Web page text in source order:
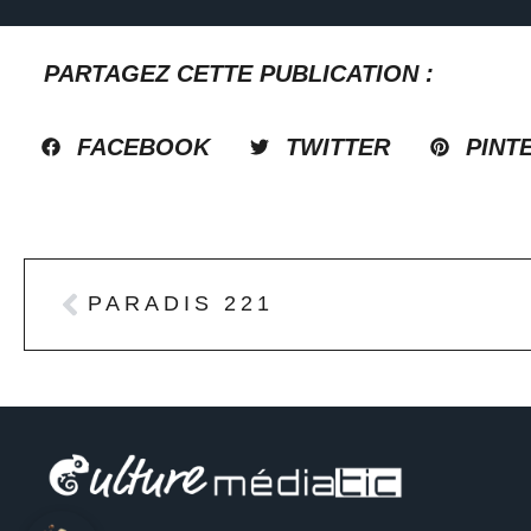
PARTAGEZ CETTE PUBLICATION :
FACEBOOK TWITTER
PARADIS 221